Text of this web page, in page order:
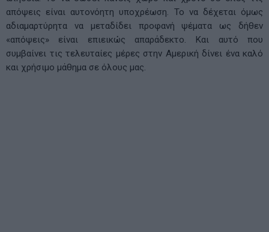
απόψεις είναι αυτονόητη υποχρέωση. Το να δέχεται όμως
αδιαμαρτύρητα να μεταδίδει προφανή ψέματα ως δήθεν
«απόψεις» είναι επιεικώς απαράδεκτο. Και αυτό που
συμβαίνει τις τελευταίες μέρες στην Αμερική δίνει ένα καλό
και χρήσιμο μάθημα σε όλους μας.